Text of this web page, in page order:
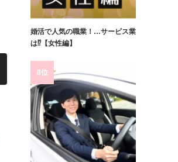
婚活で人気の職業！…サービス業
は⁉【女性編】
8位